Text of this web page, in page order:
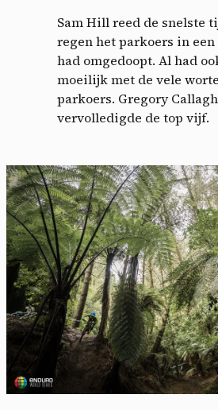
Sam Hill reed de snelste
regen het parkoers in
had omgedoopt. Al had
moeilijk met de vele
parkoers. Gregory
vervolledigde de top vijf.